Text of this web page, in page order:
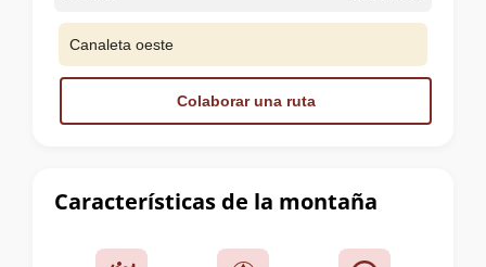
Características de la montaña
Canaleta oeste
Colaborar una ruta